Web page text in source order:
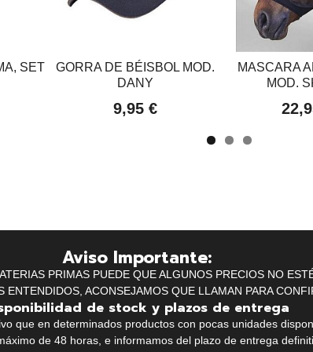
SET
GORRA DE BÉISBOL MOD.
DANY
9,95 €
MASCARA
MOD.
Aviso Importante:
PRIMAS PUEDE QUE ALGUNOS PRECIOS NO
ENTENDIDOS, ACONSEJAMOS QUE LLAMAN PARA
de stock y plazos de entrega
que en determinados productos con pocas unidades
de 48 horas, e informamos del plazo de entrega